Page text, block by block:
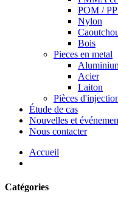
POM /
Nylon
Bois
Pieces en metal
Acier
Laiton
Pièces
Étude de cas
Nouvelles et
Nous contacter
Accueil
Catégories